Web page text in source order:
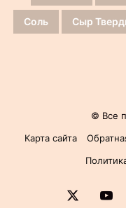
Соль Сыр
© Все
Карта сайта